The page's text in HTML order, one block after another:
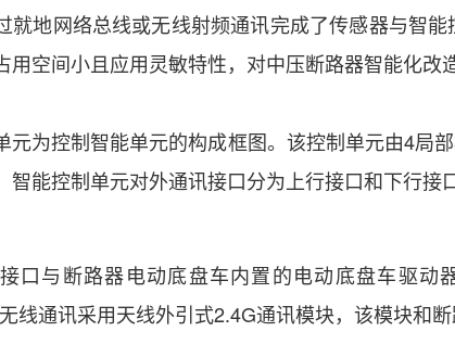
地网络总线或无线射频通讯完成了传感器与智能
用空间小且应用灵敏特性，对中压断路器智能化改
为控制智能单元的构成框图。该控制单元由4局
智能控制单元对外通讯接口分为上行接口和下行接
与断路器电动底盘车内置的电动底盘车驱动
线通讯采用天线外引式2.4G通讯模块，该模块和